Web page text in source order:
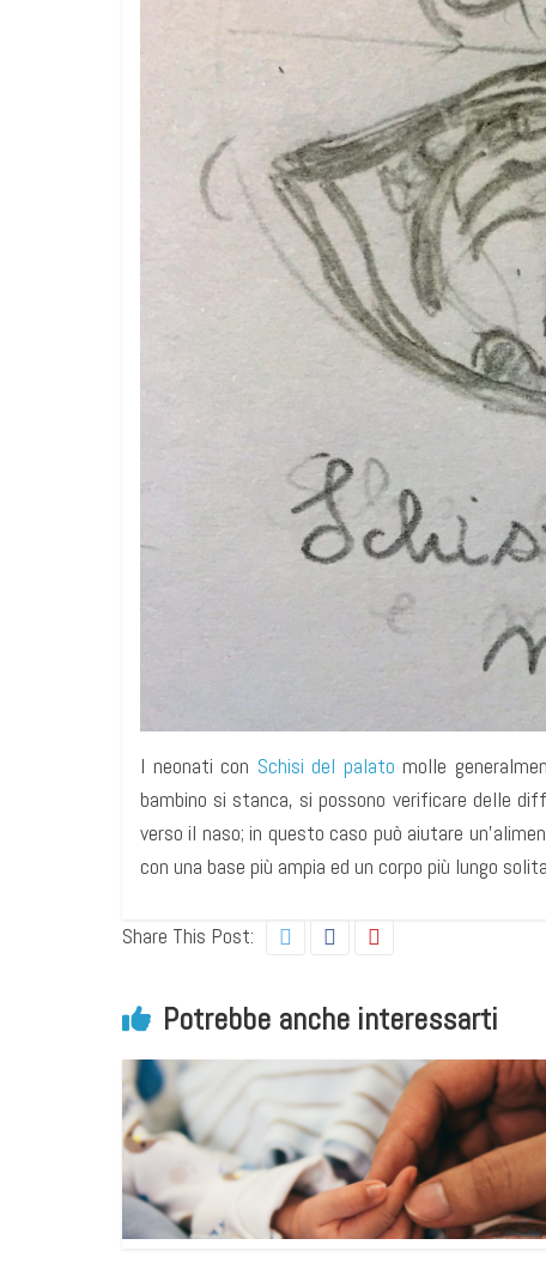
I neonati con Schisi del palato molle
bambino si stanca, si possono verificare delle
verso il naso; in questo caso può aiutare
con una base più ampia ed un corpo più lungo
Share This Post:
Potrebbe anche interessarti